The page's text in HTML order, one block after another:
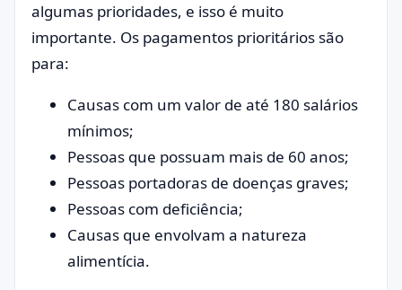
algumas prioridades, e isso é muito
importante. Os pagamentos prioritários são
para:
Causas com um valor de até 180 salários
mínimos;
Pessoas que possuam mais de 60 anos;
Pessoas portadoras de doenças graves;
Pessoas com deficiência;
Causas que envolvam a natureza
alimentícia.